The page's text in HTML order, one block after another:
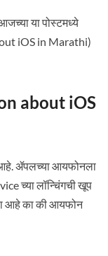
या पोस्टमध्ये
iOS in Marathi)
about iOS
ॲपलच्या आयफोनला
च्या लॉन्चिंगची खूप
आहे का की आयफोन